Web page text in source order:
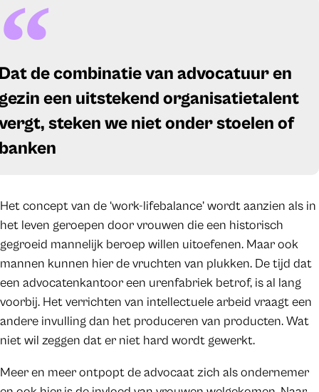
de combinatie van advocatuur en
een uitstekend organisatietalent
steken we niet onder stoelen of
Het concept van de ‘work-lifebalance’ wordt aanzien als in
het leven geroepen door vrouwen die een historisch
gegroeid mannelijk beroep willen uitoefenen. Maar ook
mannen kunnen hier de vruchten van plukken. De tijd dat
een advocatenkantoor een urenfabriek betrof, is al lang
voorbij. Het verrichten van intellectuele arbeid vraagt een
andere invulling dan het produceren van producten. Wat
niet wil zeggen dat er niet hard wordt gewerkt.
Meer en meer ontpopt de advocaat zich als ondernemer